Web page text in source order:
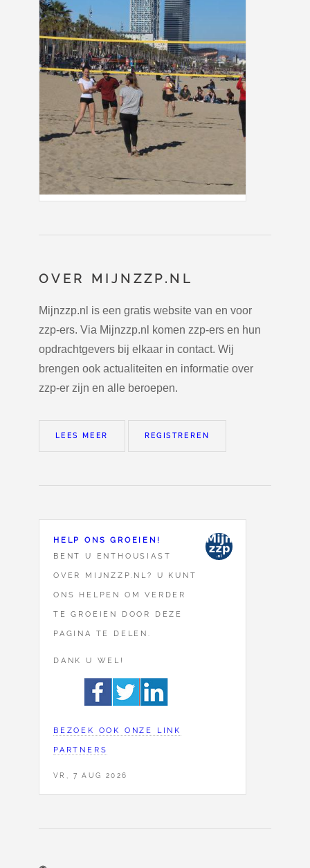
OVER MIJNZZP.NL
Mijnzzp.nl is een gratis website van en voor
zzp-ers. Via Mijnzzp.nl komen zzp-ers en hun
opdrachtgevers bij elkaar in contact. Wij
brengen ook actualiteiten en informatie over
zzp-er zijn en alle beroepen.
LEES MEER REGISTREREN
HELP ONS GROEIEN!
BENT U ENTHOUSIAST
OVER MIJNZZP.NL? U KUNT
ONS HELPEN OM VERDER
TE GROEIEN DOOR DEZE
PAGINA TE DELEN.
DANK U WEL!
BEZOEK OOK ONZE LINK
PARTNERS
VR, 7 AUG 2026